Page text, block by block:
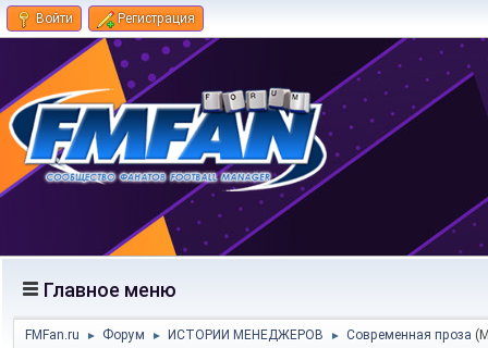
Войти Регистрация
Главное меню
FMFan.ru ► Форум ► ИСТОРИИ МЕНЕДЖЕРОВ ► Современная проза